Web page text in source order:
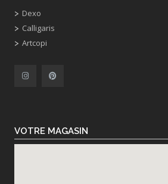
Dexo
Calligaris
Artcopi
VOTRE MAGASIN